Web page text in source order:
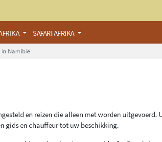
SAFARI AFRIKA
in Namibië
en reizen die alleen met worden uitgevoerd.
gids en chauffeur tot uw beschikking.